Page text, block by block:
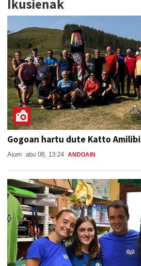
Ikusienak
Gogoan hartu dute Katto
Aiurri abu 08, 13:24 ANDOAIN